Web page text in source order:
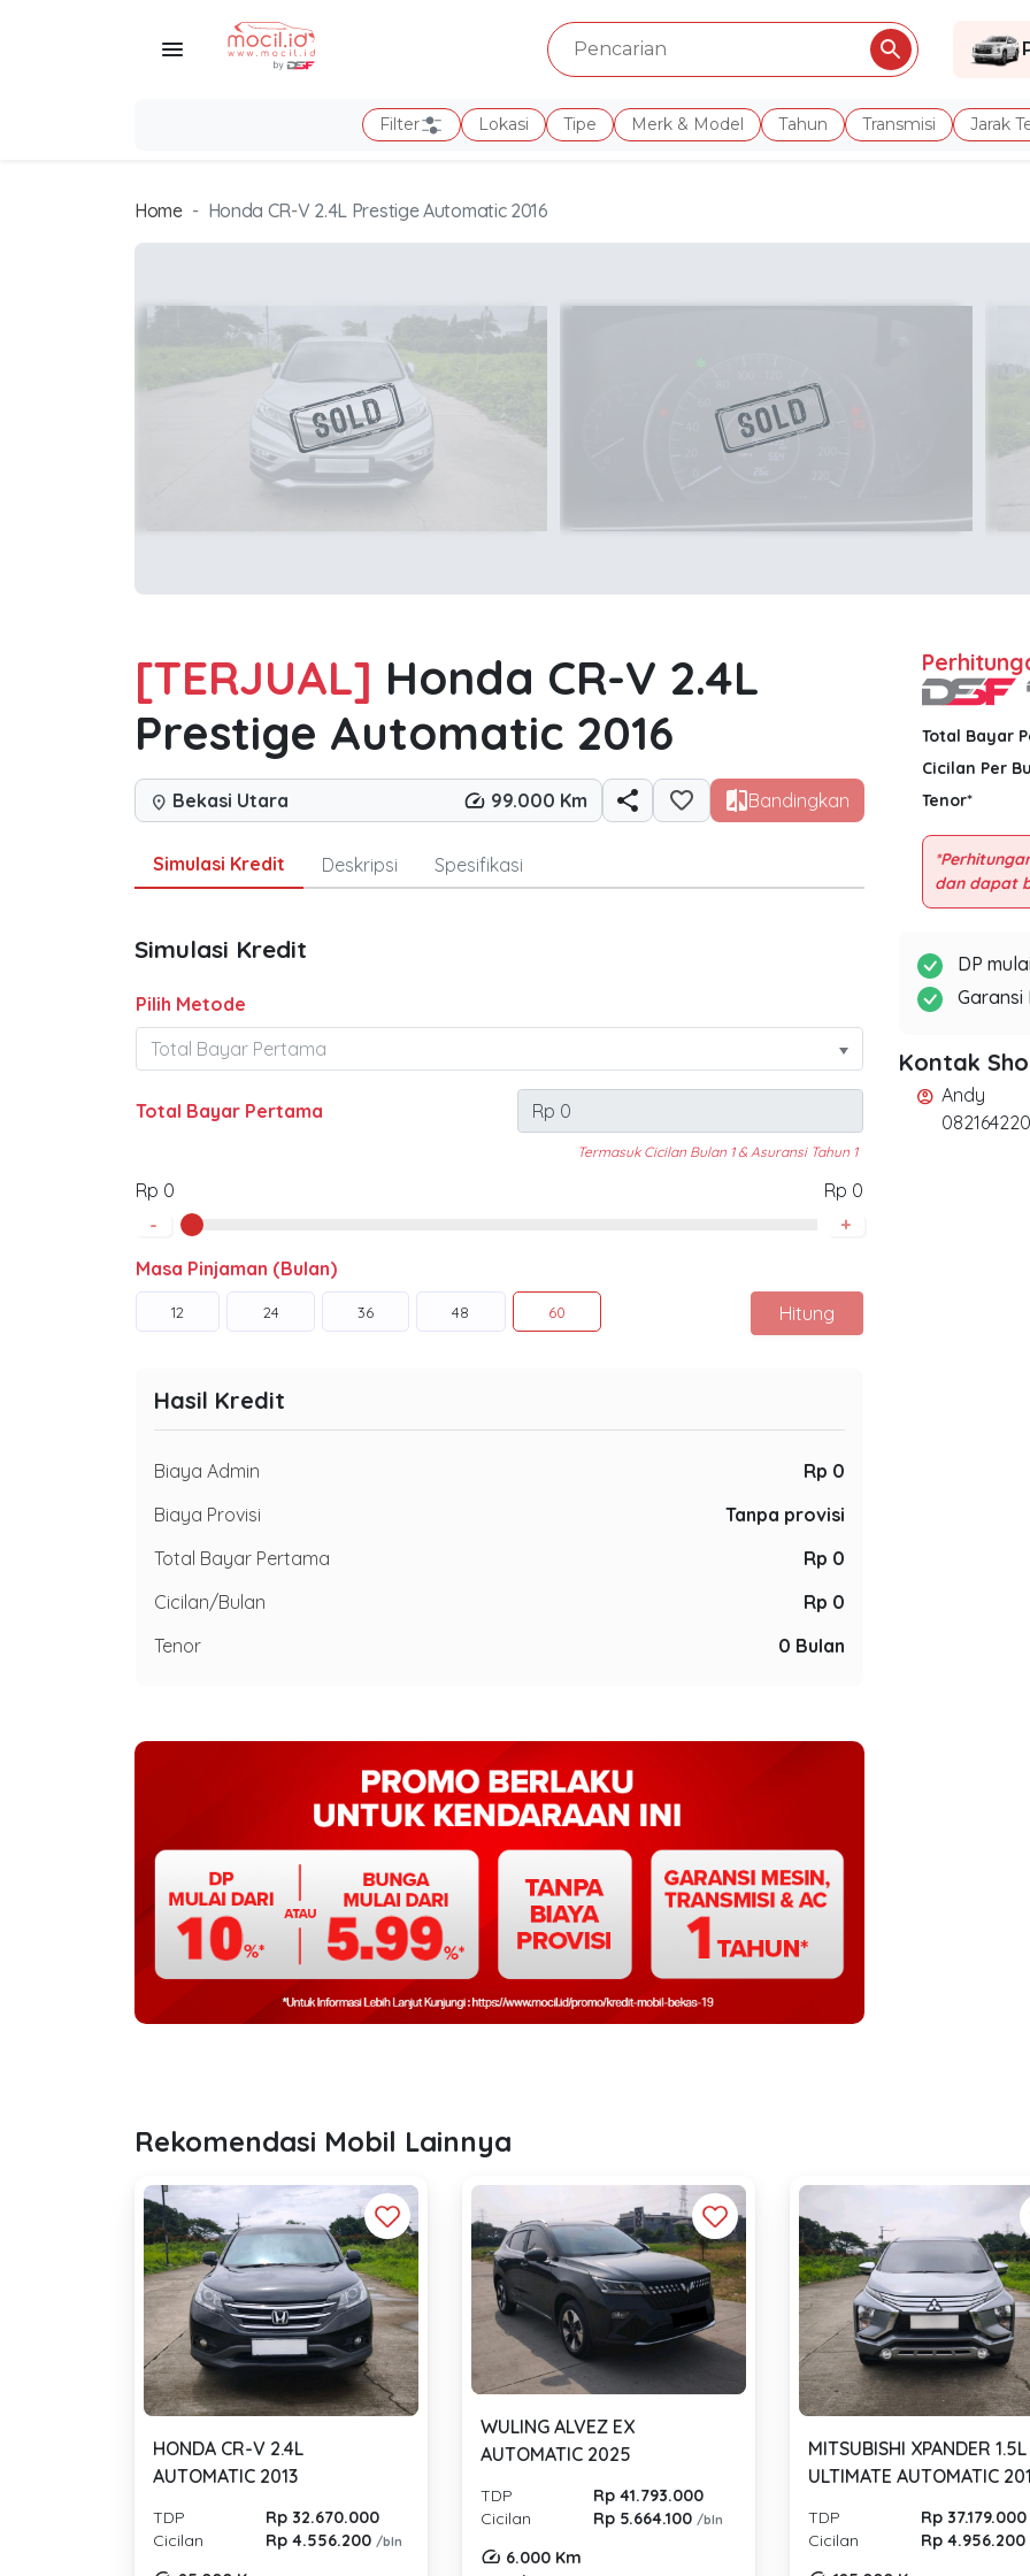
Filter Lokasi Tipe Merk & Model Tahun Transmisi Jarak
Home Honda CR-V 2.4L Prestige Automatic 2016
[TERJUAL] Honda CR-V 2.4L
Prestige Automatic 2016
location_on Bekasi Utara 99.000 Km Bandingkan
Simulasi Kredit Deskripsi Spesifikasi
Simulasi Kredit
Pilih Metode
Total Bayar Pertama
Termasuk Cicilan Bulan 1 & Asuransi Tahun 1
Rp 0
Rp 0
-
+
Masa Pinjaman (Bulan)
12 24 36 48 60 Hitung
Hasil Kredit
Biaya Admin
Rp 0
Biaya Provisi
Tanpa provisi
Total Bayar Pertama
Rp 0
Cicilan/Bulan
Rp 0
Tenor
0 Bulan
Total Bayar
Cicilan Per
Tenor*
DP
Garansi
Kontak
account_circle Andy
Rekomendasi Mobil Lainnya
HONDA CR-V 2.4L
AUTOMATIC 2013
TDP
Rp 32.670.000
Cicilan
Rp 4.556.200/bln
WULING ALVEZ EX
AUTOMATIC 2025
TDP
Rp 41.793.000
Cicilan
Rp 5.664.100 /bln
6.000 Km
MITSUBISHI XPANDER 1.5L
ULTIMATE AUTOMATIC
TDP
Rp 37.179.000
Cicilan
Rp 4.956.200